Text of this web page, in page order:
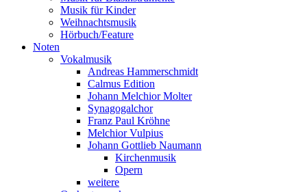
Musik für Kinder
Weihnachtsmusik
Hörbuch/Feature
Noten
Vokalmusik
Andreas Hammerschmidt
Calmus Edition
Johann Melchior Molter
Synagogalchor
Franz Paul Kröhne
Melchior Vulpius
Johann Gottlieb Naumann
Kirchenmusik
Opern
weitere